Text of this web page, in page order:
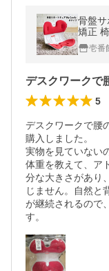
骨盤
矯正
ディ壱番
5
デスクワークで腰
購入しました。
実物を見ていない
体重を教えて、ア
分な大きさがあり
じません。自然と
が継続されるので
す。